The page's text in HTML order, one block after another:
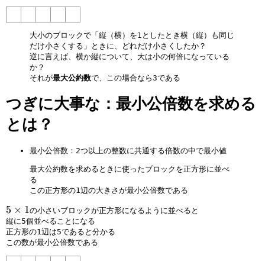
3
a
1
1
}
c
1
{
5
}
=
c
1
c
5
大小のブロックで「縦（横）を1としたとき横（縦）も同じ
だけ小さくする」ときに、どれだけ小さくしたか？
逆に言えば、横か縦について、大は小の何倍になっている
か？
それが最大公約数で、この場合なら3である
つぎに大事な：最小公倍数を求める
とは？
最小公倍数：2つ以上の整数に共通する倍数の中で最小値
最大公約数を求めるときに使ったブロックを正方形に並べ
る
この正方形の1辺の大きさが最小公倍数である
5
×
1
5 × 1の小さいブロックが正方形になるように並べると
縦に5個並べることになる
正方形の1辺は5であると分かる
この数が最小公倍数である